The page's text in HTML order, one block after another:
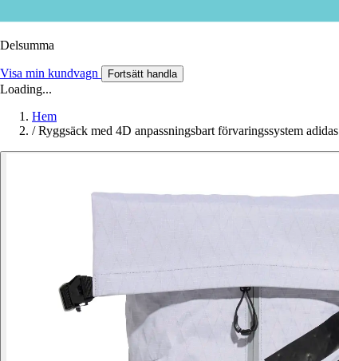
Delsumma
Visa min kundvagn Fortsätt handla
Loading...
Hem
/ Ryggsäck med 4D anpassningsbart förvaringssystem adidas